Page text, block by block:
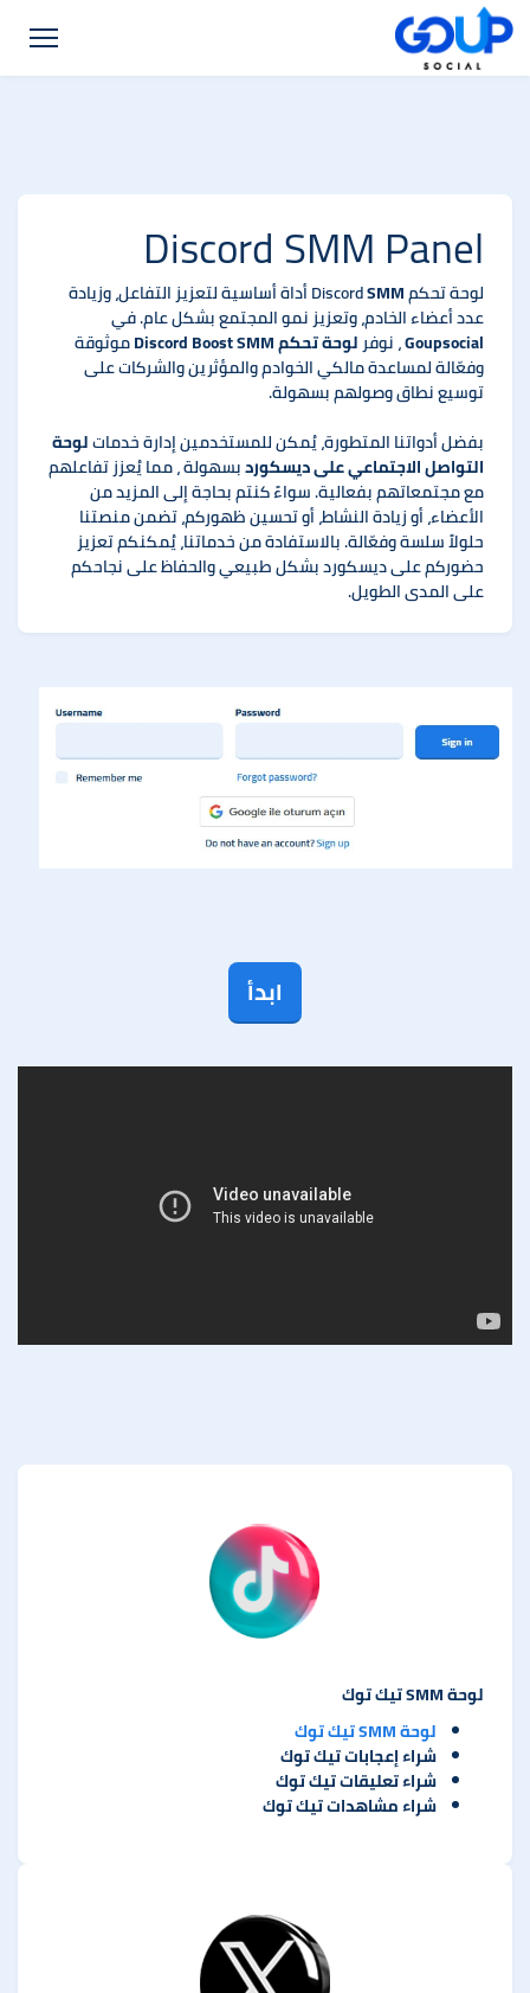
Discord SMM Panel
لوحة تحكم DiscordSMM
أداة أساسية لتعزيز التفاعل، وزيادة
عدد أعضاء الخادم، وتعزيز نمو المجتمع بشكل عام. في
Goupsocial، نوفر لوحة تحكم Discord Boost SMM
موثوقة
وفعّالة لمساعدة مالكي الخوادم والمؤثرين والشركات على
توسيع نطاق وصولهم بسهولة.
بفضل أدواتنا المتطورة، يُمكن للمستخدمين إدارة خدماتلوحة
التواصل الاجتماعي على ديسكوردبسهولة ، مما يُعزز تفاعلهم
مع مجتمعاتهم بفعالية. سواءً كنتم بحاجة إلى المزيد من
الأعضاء، أو زيادة النشاط، أو تحسين ظهوركم، تضمن منصتنا
حلولاً سلسة وفعّالة. بالاستفادة من خدماتنا، يُمكنكم تعزيز
حضوركم على ديسكورد بشكل طبيعي والحفاظ على نجاحكم
على المدى الطويل.
ابدأ
لوحة SMM تيك توك
لوحة SMM تيك توك
شراء إعجابات تيك توك
شراء تعليقات تيك توك
شراء مشاهدات تيك توك